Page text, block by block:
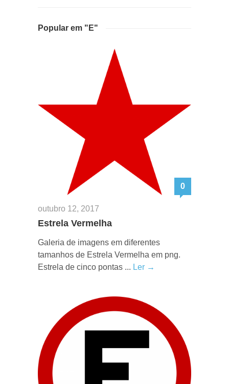
Popular em "E"
0
outubro 12, 2017
Estrela Vermelha
Galeria de imagens em diferentes
tamanhos de Estrela Vermelha em png.
Estrela de cinco pontas ... Ler →